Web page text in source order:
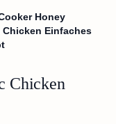
Honey
Chicken Einfaches
Chicken